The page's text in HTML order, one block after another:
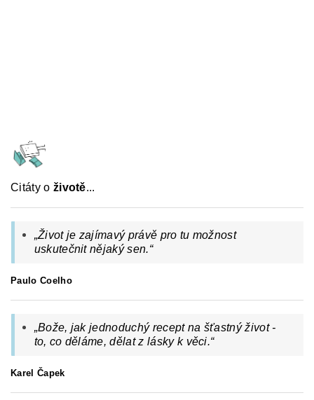
Citáty o životě...
„Život je zajímavý právě pro tu možnost
uskutečnit nějaký sen.“
Paulo Coelho
„Bože, jak jednoduchý recept na šťastný život -
to, co děláme, dělat z lásky k věci.“
Karel Čapek